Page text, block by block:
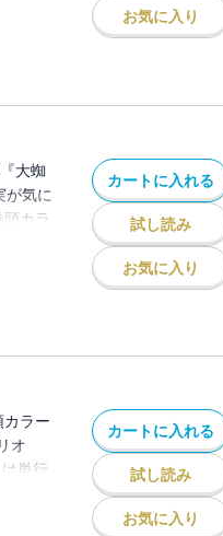
により
お気に入り
大蜘
が気に
カラ
巻が
カートに入れる
試し読み
お気に入り
ラー
オ
単行
超話
カートに入れる
試し読み
お気に入り